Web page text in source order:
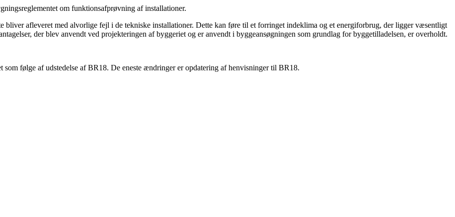
om funktionsafprøvning af installationer.
bliver afleveret med alvorlige fejl i de tekniske installationer. Dette kan føre til et forringet indeklima og et energiforbrug, der ligger væsentligt
der blev anvendt ved projekteringen af byggeriet og er anvendt i byggeansøgningen som grundlag for byggetilladelsen, er overholdt.
som følge af udstedelse af BR18. De eneste ændringer er opdatering af henvisninger til BR18.